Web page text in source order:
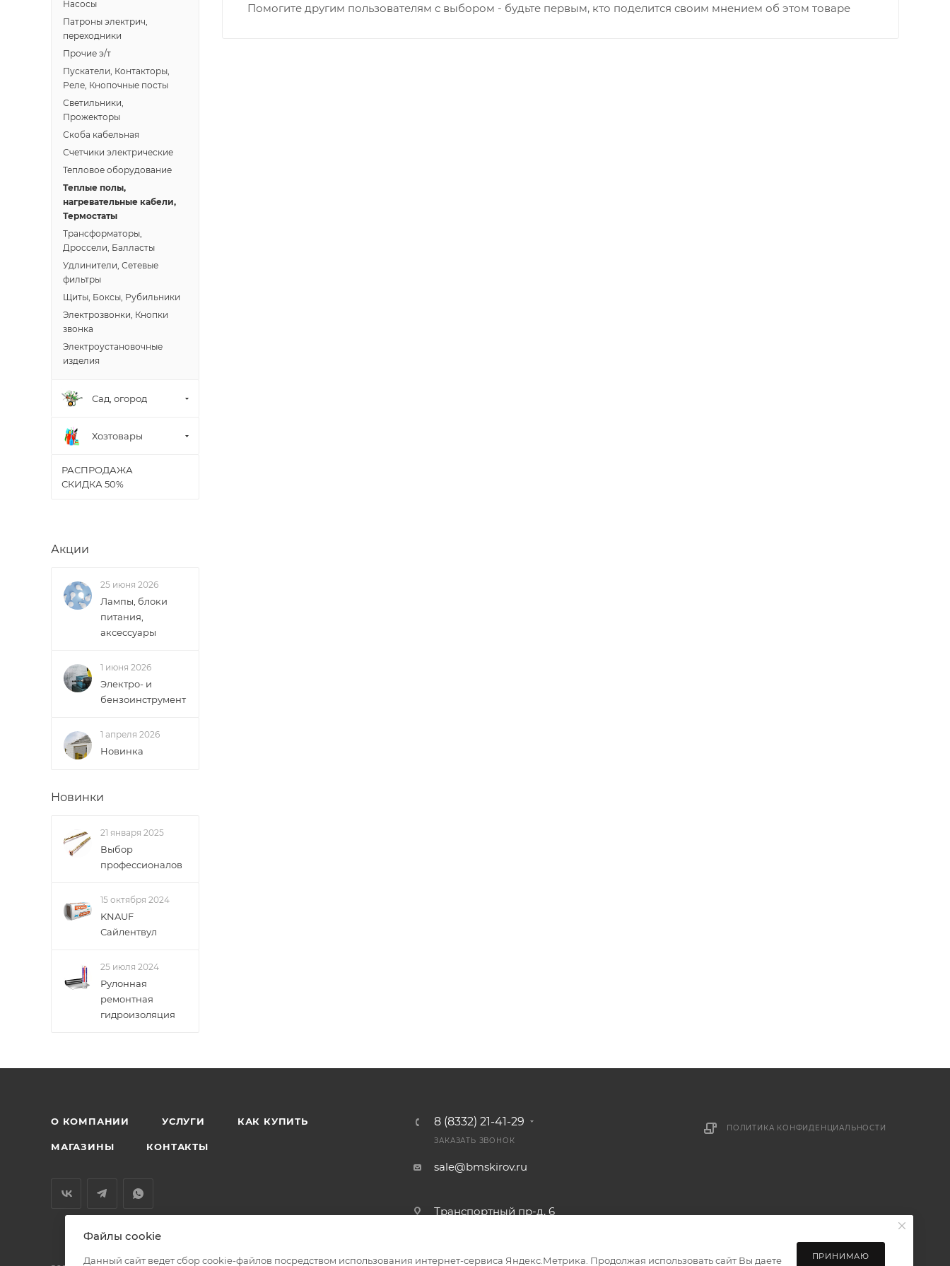
• Профсоюзная - Заводская
Помогите другим пользователям с выбором - будьте первым, кто поделится своим мнением об этом товаре
Насосы
Патроны электрич,
переходники
Прочие э/т
Пускатели, Контакторы,
Реле, Кнопочные посты
Светильники,
Прожекторы
Скоба кабельная
Счетчики электрические
Тепловое оборудование
Теплые полы,
нагревательные кабели,
Термостаты
Трансформаторы,
Дроссели, Балласты
Удлинители, Сетевые
фильтры
Щиты, Боксы, Рубильники
Электрозвонки, Кнопки
звонка
Электроустановочные
изделия
Сад, огород
Хозтовары
РАСПРОДАЖА
СКИДКА 50%
Акции
25 июня 2026
Лампы, блоки
питания,
аксессуары
1 июня 2026
Электро- и
бензоинструмент
1 апреля 2026
Новинка
Новинки
21 января 2025
Выбор
профессионалов
15 октября 2024
KNAUF
Сайлентвул
25 июля 2024
Рулонная
ремонтная
гидроизоляция
О КОМПАНИИ УСЛУГИ КАК КУПИТЬ
МАГАЗИНЫ КОНТАКТЫ
8 (8332) 21-41-29
ЗАКАЗАТЬ ЗВОНОК
sale@bmskirov.ru
Транспортный пр-д, 6
ПОЛИТИКА КОНФИДЕНЦИАЛЬНОСТИ
Файлы cookie
Данный сайт ведет сбор cookie-файлов посредством использования интернет-сервиса Яндекс.Метрика. Продолжая использовать сайт Вы даете ПРИНИМАЮ